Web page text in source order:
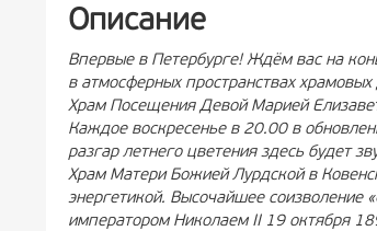
Описание
Впервые в Петербурге! Ждём вас на
в атмосферных пространствах
Храм Посещения Девой Марией
Каждое воскресенье в 20.00 в
разгар летнего цветения здесь будет
Храм Матери Божией Лурдской в
энергетикой. Высочайшее соизволение
императором Николаем II 19 октября